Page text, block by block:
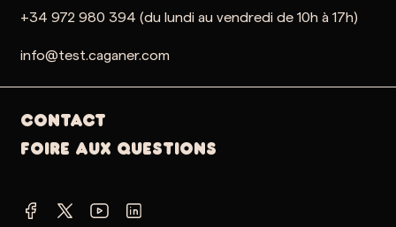
+34 972 980 394 (du lundi au vendredi de 10h à 17h)
info@test.caganer.com
Contact
Foire aux questions